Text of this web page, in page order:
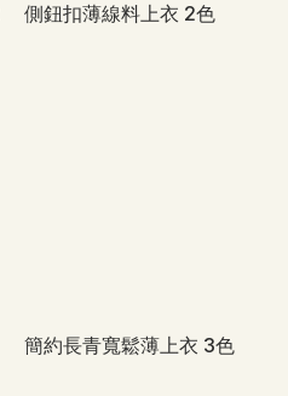
側鈕扣薄線料上衣 2色
簡約長青寬鬆薄上衣 3色